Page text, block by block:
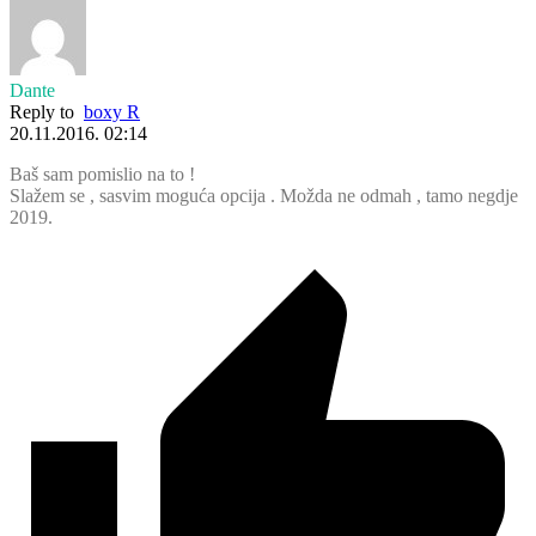
Dante
Reply to boxy R
20.11.2016. 02:14
Baš sam pomislio na to !
Slažem se , sasvim moguća opcija . Možda ne odmah , tamo negdje
2019.